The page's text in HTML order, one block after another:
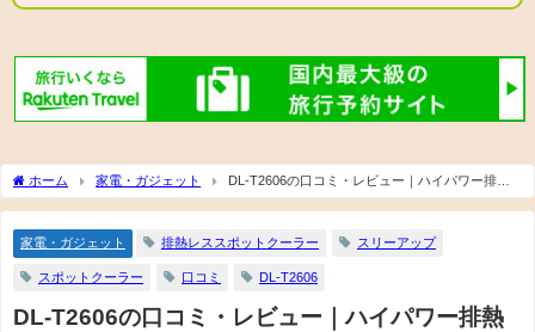
ホーム 家電・ガジェット
DL-T2606の口コミ・レビュー｜ハイパワー排熱
レススポットクーラーの実力と注意点
家電・ガジェット 排熱レススポットクーラー スリーアップ
スポットクーラー 口コミ DL-T2606
DL-T2606の口コミ・レビュー｜ハイパワー排熱